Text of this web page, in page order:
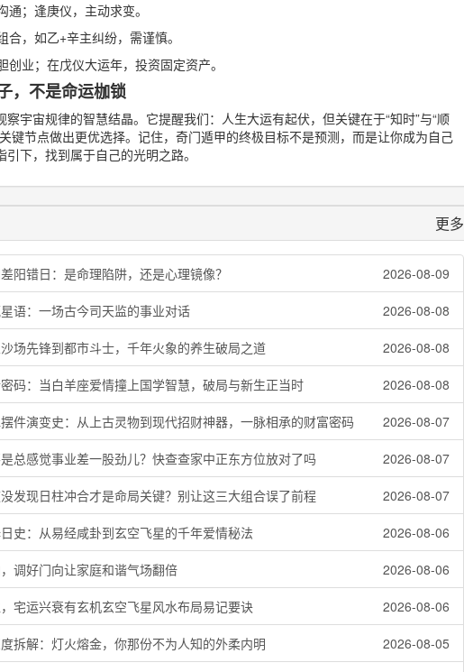
通；逢庚仪，主动求变。
，如乙+辛主纠纷，需谨慎。
创业；在戊仪大运年，投资固定资产。
，不是命运枷锁
宇宙规律的智慧结晶。它提醒我们：人生大运有起伏，但关键在于“知时”与“顺
键节点做出更优选择。记住，奇门遁甲的终极目标不是预测，而是让你成为自己
下，找到属于自己的光明之路。
更多
阳错日：是命理陷阱，还是心理镜像？ 2026-08-09
语：一场古今司天监的事业对话 2026-08-08
场先锋到都市斗士，千年火象的养生破局之道 2026-08-08
码：当白羊座爱情撞上国学智慧，破局与新生正当时 2026-08-08
件演变史：从上古灵物到现代招财神器，一脉相承的财富密码 2026-08-07
总感觉事业差一股劲儿？快查查家中正东方位放对了吗 2026-08-07
发现日柱冲合才是命局关键？别让这三大组合误了前程 2026-08-07
史：从易经咸卦到玄空飞星的千年爱情秘法 2026-08-06
调好门向让家庭和谐气场翻倍 2026-08-06
宅运兴衰有玄机玄空飞星风水布局易记要诀 2026-08-06
拆解：灯火熔金，你那份不为人知的外柔内明 2026-08-05